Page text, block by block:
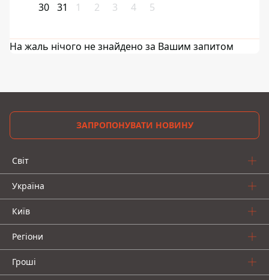
30 31 1 2 3 4 5
На жаль нічого не знайдено за Вашим запитом
ЗАПРОПОНУВАТИ НОВИНУ
Світ
Україна
Київ
Регіони
Гроші